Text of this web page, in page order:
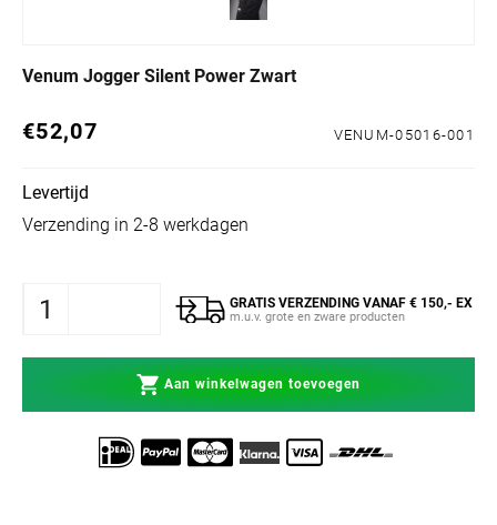
Venum Jogger Silent Power Zwart
Normale prijs
€52,07 VENUM-05016-001
Levertijd
Verzending in 2-8 werkdagen
GRATIS VERZENDING VANAF € 150,- EX
m.u.v. grote en zware producten
Aan winkelwagen toevoegen